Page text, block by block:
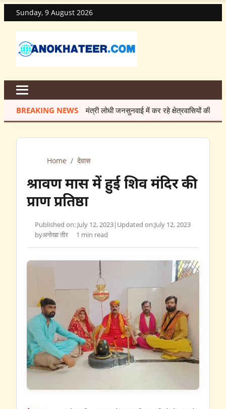
Sunday, 9 August 2026
BREAKING NEWSमंत्री लोधी जनसुनवाई में कर रहे क्षेत्रवासियों की समस्याओं का
Home / देवास
श्रावण मास में हुई शिव मंदिर की
प्राण प्रतिष्ठा
Published on: July 12, 2023| Updated on:July 12, 2023
byअनोखा तीर 1 min read